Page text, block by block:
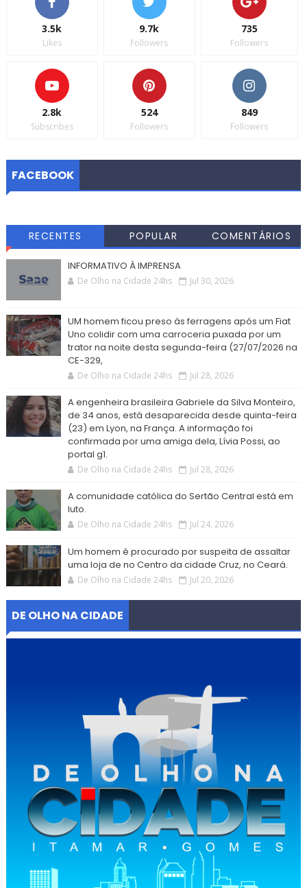
3.5k
Likes
9.7k
Followers
735
Followers
2.8k
Subscribes
524
Followers
849
Followers
FACEBOOK
RECENTES POPULAR COMENTÁRIOS
INFORMATIVO À IMPRENSA
De Olho na Cidade 24hs Jul 30, 2026
UM homem ficou preso às ferragens após um Fiat
Uno colidir com uma carroceria puxada por um
trator na noite desta segunda-feira (27/07/2026 na
CE-329,
De Olho na Cidade 24hs Jul 28, 2026
A engenheira brasileira Gabriele da Silva Monteiro,
de 34 anos, está desaparecida desde quinta-feira
(23) em Lyon, na França. A informação foi
confirmada por uma amiga dela, Lívia Possi, ao
portal g1.
De Olho na Cidade 24hs Jul 28, 2026
A comunidade católica do Sertão Central está em
luto.
De Olho na Cidade 24hs Jul 24, 2026
Um homem é procurado por suspeita de assaltar
uma loja de no Centro da cidade Cruz, no Ceará.
De Olho na Cidade 24hs Jul 20, 2026
DE OLHO NA CIDADE